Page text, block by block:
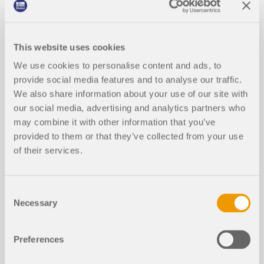
This website uses cookies
We use cookies to personalise content and ads, to
provide social media features and to analyse our traffic.
We also share information about your use of our site with
our social media, advertising and analytics partners who
may combine it with other information that you’ve
provided to them or that they’ve collected from your use
of their services.
Selection
Necessary
Preferences
Trwanie:01:06:15 min
Modele do pobrania